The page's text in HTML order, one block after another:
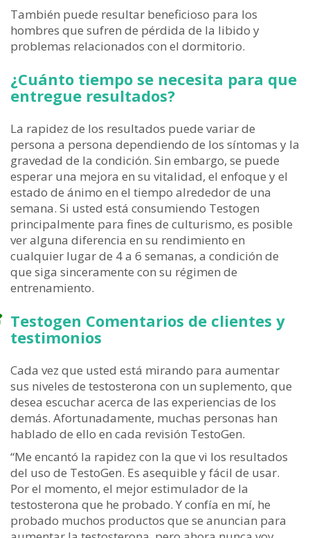
También puede resultar beneficioso para los
hombres que sufren de pérdida de la libido y
problemas relacionados con el dormitorio.
¿Cuánto tiempo se necesita para que
entregue resultados?
La rapidez de los resultados puede variar de
persona a persona dependiendo de los síntomas y la
gravedad de la condición. Sin embargo, se puede
esperar una mejora en su vitalidad, el enfoque y el
estado de ánimo en el tiempo alrededor de una
semana. Si usted está consumiendo Testogen
principalmente para fines de culturismo, es posible
ver alguna diferencia en su rendimiento en
cualquier lugar de 4 a 6 semanas, a condición de
que siga sinceramente con su régimen de
entrenamiento.
Testogen Comentarios de clientes y
testimonios
Cada vez que usted está mirando para aumentar
sus niveles de testosterona con un suplemento, que
desea escuchar acerca de las experiencias de los
demás. Afortunadamente, muchas personas han
hablado de ello en cada revisión TestoGen.
“Me encantó la rapidez con la que vi los resultados
del uso de TestoGen. Es asequible y fácil de usar.
Por el momento, el mejor estimulador de la
testosterona que he probado. Y confía en mí, he
probado muchos productos que se anuncian para